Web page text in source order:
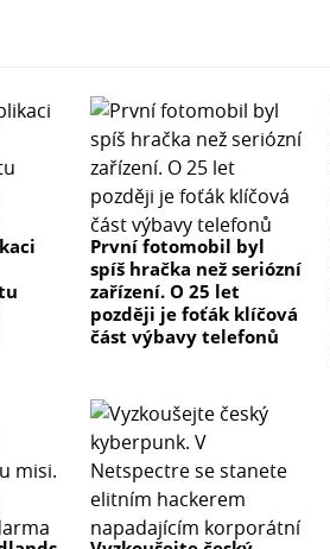
První fotomobil byl
spíš hračka než seriózní
zařízení. O 25 let
později je foťák klíčová
část výbavy telefonů